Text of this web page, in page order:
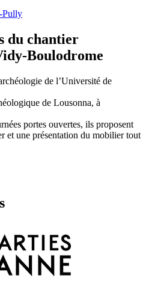
Pully
du chantier
Boulodrome
de l’Université de
de Lousonna, à
portes ouvertes, ils proposent
et une présentation du mobilier tout